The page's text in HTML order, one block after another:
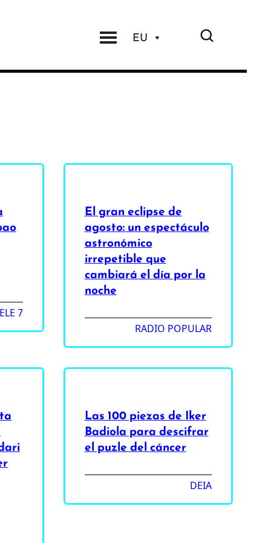
EU
7
El gran eclipse de
agosto: un espectáculo
astronómico
irrepetible que
cambiará el día por la
noche
RADIO POPULAR
Las 100 piezas de Iker
Badiola para descifrar
el puzle del cáncer
DEIA